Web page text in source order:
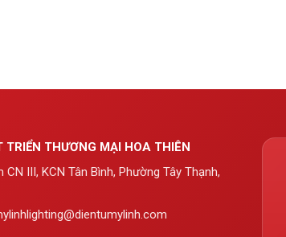
THƯƠNG MẠI HOA THIÊN
III, KCN Tân Bình, Phường Tây Thạnh,